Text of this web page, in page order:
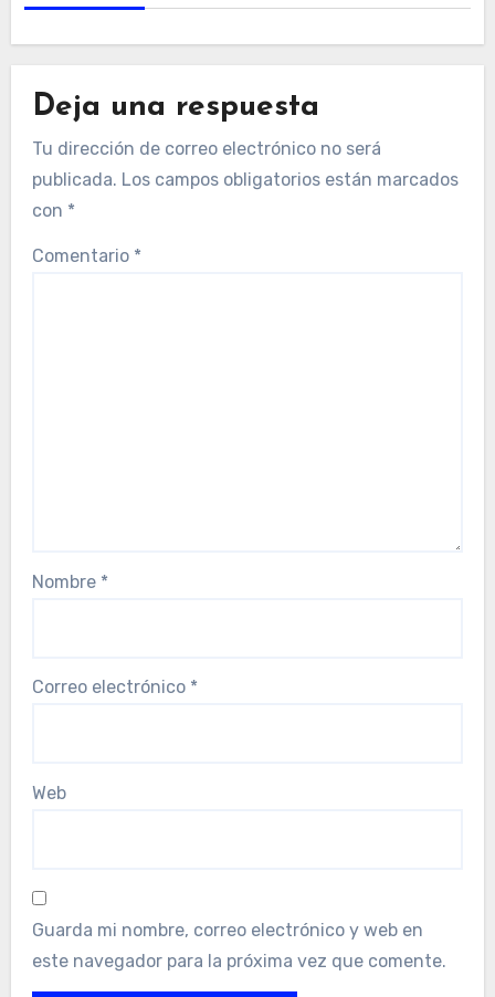
Deja una respuesta
Tu dirección de correo electrónico no será
publicada. Los campos obligatorios están marcados
con *
Comentario *
Nombre *
Correo electrónico *
Web
Guarda mi nombre, correo electrónico y web en
este navegador para la próxima vez que comente.